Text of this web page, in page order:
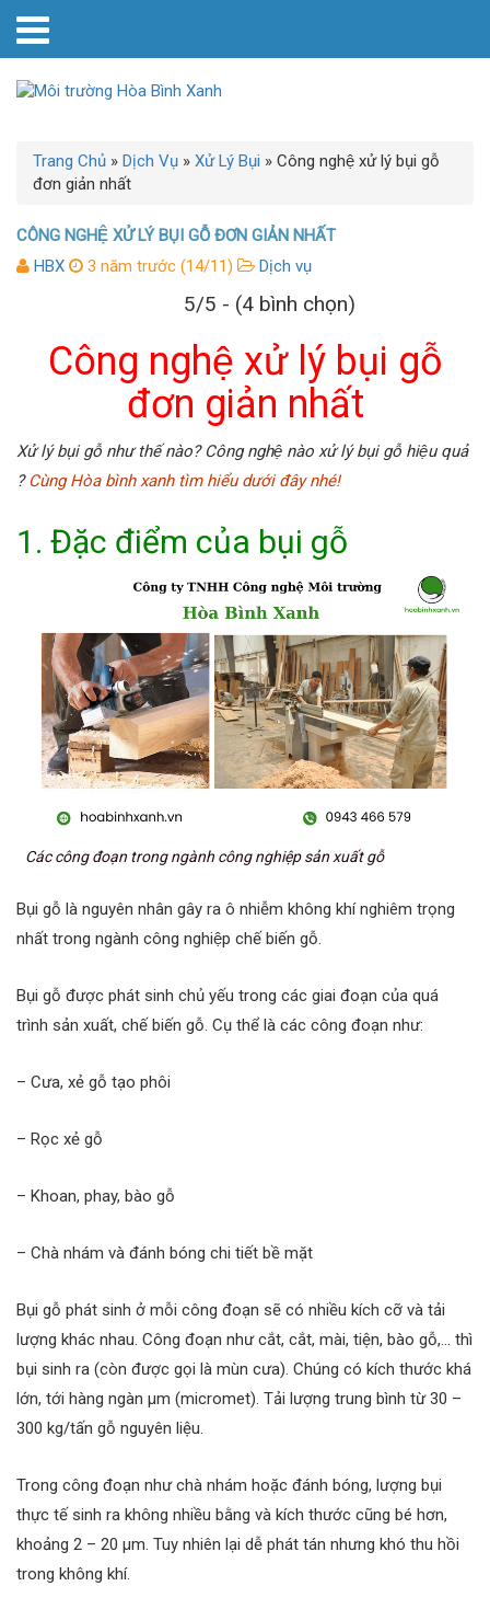
Trang Chủ » Dịch Vụ » Xử Lý Bụi » Công nghệ xử lý bụi gỗ
đơn giản nhất
CÔNG NGHỆ XỬ LÝ BỤI GỖ ĐƠN GIẢN NHẤT
HBX
3 năm trước (14/11) Dịch vụ
5/5 - (4 bình chọn)
Công nghệ xử lý bụi gỗ
đơn giản nhất
Xử lý bụi gỗ như thế nào? Công nghệ nào xử lý bụi gỗ hiệu quả
?Cùng Hòa bình xanh tìm hiểu dưới đây nhé!
1. Đặc điểm của bụi gỗ
Các công đoạn trong ngành công nghiệp sản xuất gỗ
Bụi gỗ là nguyên nhân gây ra ô nhiễm không khí nghiêm trọng
nhất trong ngành công nghiệp chế biến gỗ.
Bụi gỗ được phát sinh chủ yếu trong các giai đoạn của quá
trình sản xuất, chế biến gỗ. Cụ thể là các công đoạn như:
– Cưa, xẻ gỗ tạo phôi
– Rọc xẻ gỗ
– Khoan, phay, bào gỗ
– Chà nhám và đánh bóng chi tiết bề mặt
Bụi gỗ phát sinh ở mỗi công đoạn sẽ có nhiều kích cỡ và tải
lượng khác nhau. Công đoạn như cắt, cắt, mài, tiện, bào gỗ,… thì
bụi sinh ra (còn được gọi là mùn cưa). Chúng có kích thước khá
lớn, tới hàng ngàn µm (micromet). Tải lượng trung bình từ 30 –
300 kg/tấn gỗ nguyên liệu.
Trong công đoạn như chà nhám hoặc đánh bóng, lượng bụi
thực tế sinh ra không nhiều bằng và kích thước cũng bé hơn,
khoảng 2 – 20 µm. Tuy nhiên lại dễ phát tán nhưng khó thu hồi
trong không khí.